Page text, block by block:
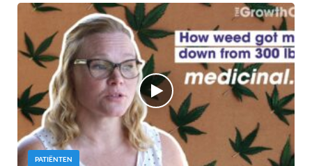
PATIËNTEN